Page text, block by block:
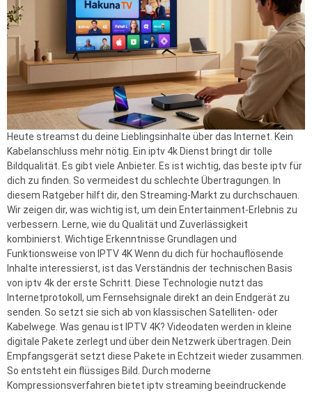
Heute streamst du deine Lieblingsinhalte über das Internet. Kein
Kabelanschluss mehr nötig. Ein iptv 4k Dienst bringt dir tolle
Bildqualität. Es gibt viele Anbieter. Es ist wichtig, das beste iptv für
dich zu finden. So vermeidest du schlechte Übertragungen. In
diesem Ratgeber hilft dir, den Streaming-Markt zu durchschauen.
Wir zeigen dir, was wichtig ist, um dein Entertainment-Erlebnis zu
verbessern. Lerne, wie du Qualität und Zuverlässigkeit
kombinierst. Wichtige Erkenntnisse Grundlagen und
Funktionsweise von IPTV 4K Wenn du dich für hochauflösende
Inhalte interessierst, ist das Verständnis der technischen Basis
von iptv 4k der erste Schritt. Diese Technologie nutzt das
Internetprotokoll, um Fernsehsignale direkt an dein Endgerät zu
senden. So setzt sie sich ab von klassischen Satelliten- oder
Kabelwege. Was genau ist IPTV 4K? Videodaten werden in kleine
digitale Pakete zerlegt und über dein Netzwerk übertragen. Dein
Empfangsgerät setzt diese Pakete in Echtzeit wieder zusammen.
So entsteht ein flüssiges Bild. Durch moderne
Kompressionsverfahren bietet iptv streaming beeindruckende